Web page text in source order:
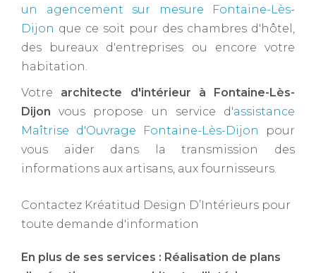
un agencement sur mesure Fontaine-Lès-
Dijon que ce soit pour des chambres d'hôtel,
des bureaux d'entreprises ou encore votre
habitation.
Votre architecte d'intérieur à Fontaine-Lès-
Dijon ​vous propose un service d'assistance
Maîtrise d'Ouvrage Fontaine-Lès-Dijon
pour
vous aider dans la transmission des
informations aux artisans, aux fournisseurs.
Contactez Kréatitud Design D’Intérieurs pour
toute demande d'information
En plus de ses services : Réalisation de plans